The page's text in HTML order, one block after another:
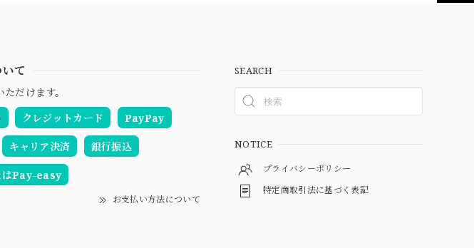
て
だけます。
クレジットカード PayPay
キャリア決済 銀行振込
はPay-easy
お支払い方法について
SEARCH
NOTICE
プライバシーポリシー
特定商取引法に基づく表記